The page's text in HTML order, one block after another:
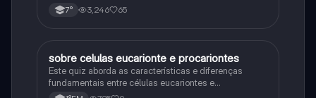
7° 3,246 65
Biologia
sobre celulas eucarionte e procariontes
Este quiz aborda as características e diferenças
fundamentais entre células eucariontes e
procariontes.